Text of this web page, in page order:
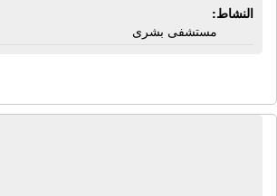
النشاط:
مستشفى بشرى